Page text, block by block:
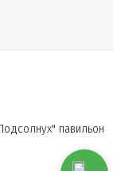
павильон